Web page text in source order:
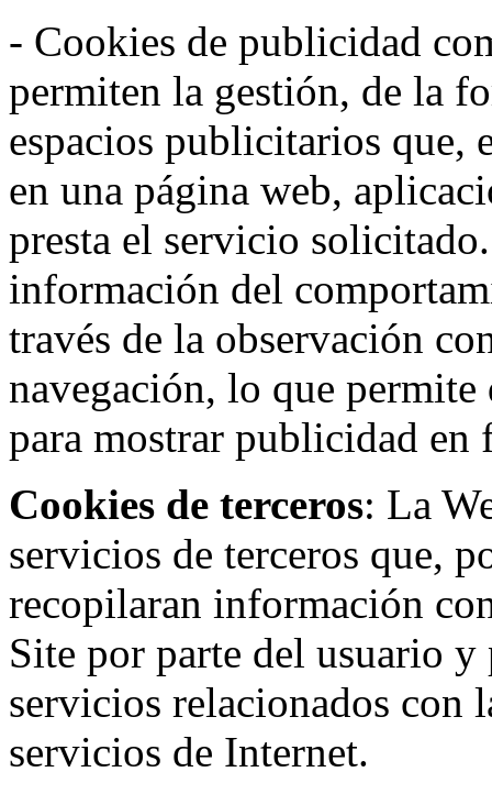
- Cookies de publicidad
permiten la gestión, de la
espacios publicitarios que,
en una página web,
presta el servicio
información del
través de la observación
navegación, lo que
para mostrar publicidad
Cookies de terceros: La
servicios de terceros que,
recopilaran información
Site por parte del usuario
servicios relacionados con
servicios de Internet.